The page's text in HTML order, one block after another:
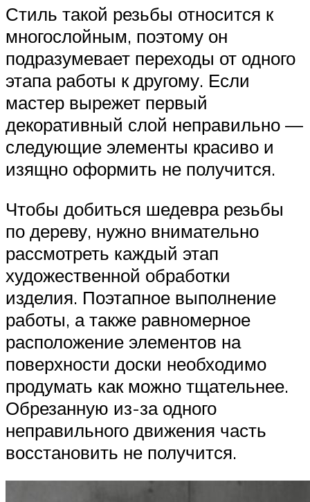
Стиль такой резьбы относится к
многослойным, поэтому он
подразумевает переходы от одного
этапа работы к другому. Если
мастер вырежет первый
декоративный слой неправильно —
следующие элементы красиво и
изящно оформить не получится.
Чтобы добиться шедевра резьбы
по дереву, нужно внимательно
рассмотреть каждый этап
художественной обработки
изделия. Поэтапное выполнение
работы, а также равномерное
расположение элементов на
поверхности доски необходимо
продумать как можно тщательнее.
Обрезанную из-за одного
неправильного движения часть
восстановить не получится.